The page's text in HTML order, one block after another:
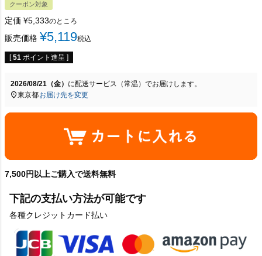
クーポン対象
定価 ¥5,333のところ
販売価格 ¥5,119税込
[ 51 ポイント進呈 ]
2026/08/21（金） に配送サービス（常温） でお届けします。
東京都お届け先を変更
7,500円以上ご購入で送料無料
下記の支払い方法が可能です
各種クレジットカード払い